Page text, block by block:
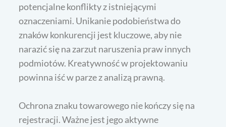
potencjalne konflikty z istniejącymi
oznaczeniami. Unikanie podobieństwa do
znaków konkurencji jest kluczowe, aby nie
narazić się na zarzut naruszenia praw innych
podmiotów. Kreatywność w projektowaniu
powinna iść w parze z analizą prawną.
Ochrona znaku towarowego nie kończy się na
rejestracji. Ważne jest jego aktywne